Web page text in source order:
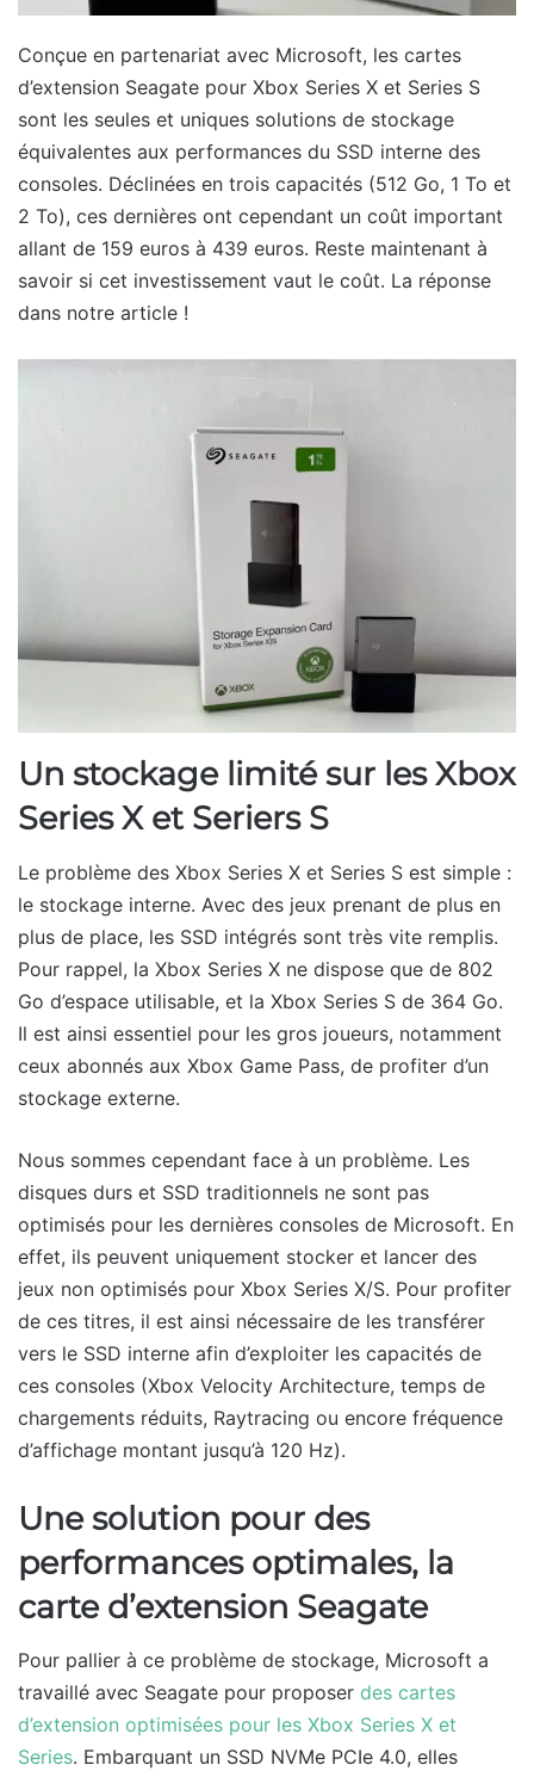
Conçue en partenariat avec Microsoft, les cartes
d’extension Seagate pour Xbox Series X et Series S
sont les seules et uniques solutions de stockage
équivalentes aux performances du SSD interne des
consoles. Déclinées en trois capacités (512 Go, 1 To et
2 To), ces dernières ont cependant un coût important
allant de 159 euros à 439 euros. Reste maintenant à
savoir si cet investissement vaut le coût. La réponse
dans notre article !
Un stockage limité sur les Xbox
Series X et Seriers S
Le problème des Xbox Series X et Series S est simple :
le stockage interne. Avec des jeux prenant de plus en
plus de place, les SSD intégrés sont très vite remplis.
Pour rappel, la Xbox Series X ne dispose que de 802
Go d’espace utilisable, et la Xbox Series S de 364 Go.
Il est ainsi essentiel pour les gros joueurs, notamment
ceux abonnés aux Xbox Game Pass, de profiter d’un
stockage externe.
Nous sommes cependant face à un problème. Les
disques durs et SSD traditionnels ne sont pas
optimisés pour les dernières consoles de Microsoft. En
effet, ils peuvent uniquement stocker et lancer des
jeux non optimisés pour Xbox Series X/S. Pour profiter
de ces titres, il est ainsi nécessaire de les transférer
vers le SSD interne afin d’exploiter les capacités de
ces consoles (Xbox Velocity Architecture, temps de
chargements réduits, Raytracing ou encore fréquence
d’affichage montant jusqu’à 120 Hz).
Une solution pour des
performances optimales, la
carte d’extension Seagate
Pour pallier à ce problème de stockage, Microsoft a
travaillé avec Seagate pour proposer des cartes
d’extension optimisées pour les Xbox Series X et
Series. Embarquant un SSD NVMe PCIe 4.0, elles